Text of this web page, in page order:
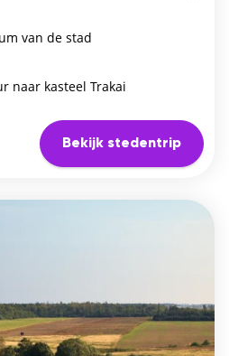
van de stad
naar kasteel Trakai
Bekijk stedentrip